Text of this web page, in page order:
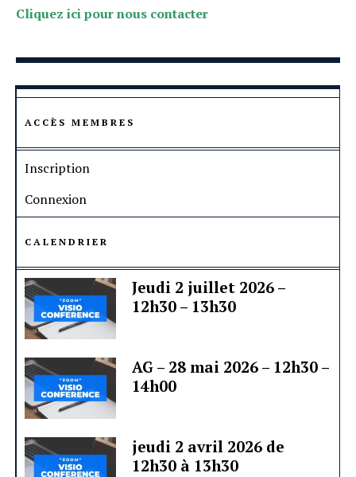
Cliquez ici pour nous contacter
ACCÈS MEMBRES
Inscription
Connexion
CALENDRIER
Jeudi 2 juillet 2026 –
12h30 – 13h30
AG – 28 mai 2026 – 12h30 –
14h00
jeudi 2 avril 2026 de
12h30 à 13h30